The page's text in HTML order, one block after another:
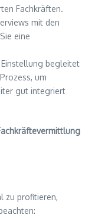
Fachkräften.
mit den
eine
Einstellung begleitet
um
gut integriert
zu profitieren,